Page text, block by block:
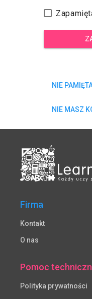
NIE
NIE MASZ
Firma
Kontakt
O nas
Pomoc
Polityka prywatności